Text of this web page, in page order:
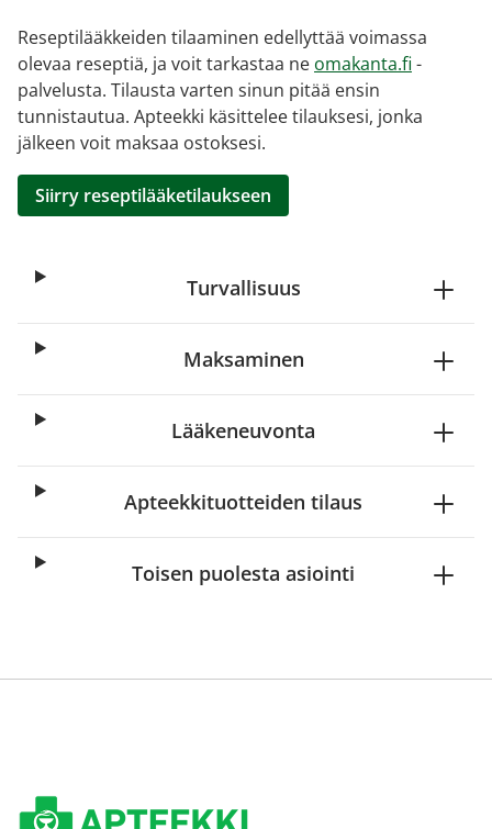
Reseptilääkkeiden tilaaminen edellyttää voimassa
olevaa reseptiä, ja voit tarkastaa ne omakanta.fi -
palvelusta. Tilausta varten sinun pitää ensin
tunnistautua. Apteekki käsittelee tilauksesi, jonka
jälkeen voit maksaa ostoksesi.
Siirry reseptilääketilaukseen
Turvallisuus
Maksaminen
Lääkeneuvonta
Apteekkituotteiden tilaus
Toisen puolesta asiointi